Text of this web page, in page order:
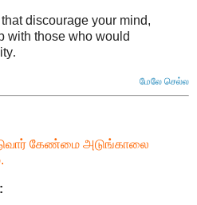
discourage your mind,
with those who would
.
மேலே செல்ல
கேண்மை அடுங்காலை